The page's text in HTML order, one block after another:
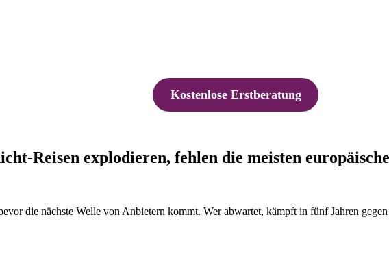
Kostenlose Erstberatung
Reisen explodieren, fehlen die meisten
die nächste Welle von Anbietern kommt. Wer abwartet, kämpft in fünf Jahren